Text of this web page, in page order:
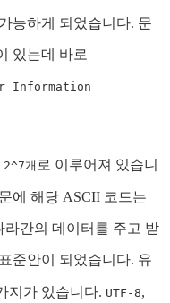
능하게 되었습니다. 문
있는데 바로
Information
2^7개 로 이루어져 있습니
에 해당 ASCII 코드는
간의 데이터를 주고 받
준안이 되었습니다. 유
지가 있습니다. UTF-8,